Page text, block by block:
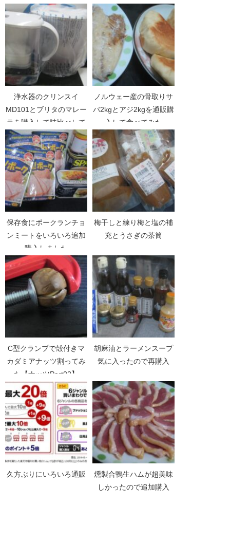
浄水器のクリンスイ
MD101とブリタのマレー
ラを購入して味比べして
みた
ノルウェー産の骨取りサ
バ2kgとアジ2kgを通販購
入して食べてみた
保存食にポークランチョ
ンミートをいろいろ追加
購入しました
梅干しと練り梅と塩の補
充とうさぎの茶筒
C型クランプで殻付きマ
カダミアナッツ割ってみ
た【ナッツPart02】
胡麻油とラーメンスープ
気に入ったので再購入
久方ぶりにいろいろ通販
燻製合鴨生ハムが超美味
しかったので追加購入